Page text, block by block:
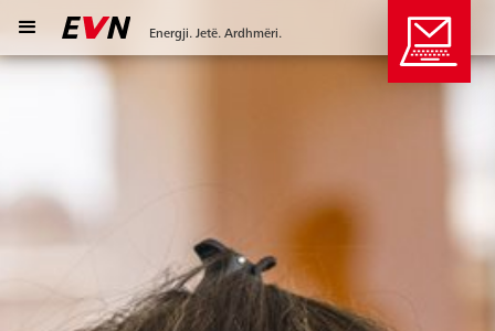
Energji. Jetë. Ardhmëri.